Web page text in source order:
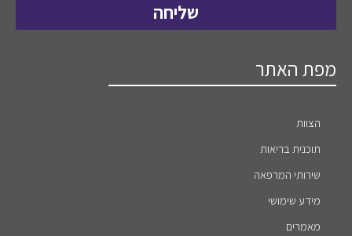
שליחה
מפת האתר
הצוות
תוכנית בריאות
שירותי המרפאה
מידע שימושי
מאמרים